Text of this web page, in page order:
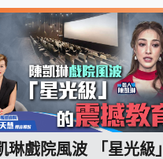
琳戲院風波 「星光級」